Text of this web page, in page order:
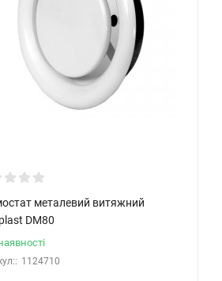
металевий витяжний
DM80
1124710